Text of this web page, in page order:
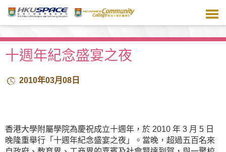
主
容十週年紀念盛宴之夜
2010年03月08日
香港大學附屬學院為慶祝成立十週年，於 2010 年 3 月 5 日
晚隆重舉行「十週年紀念盛宴之夜」。當晚，超過五百名來